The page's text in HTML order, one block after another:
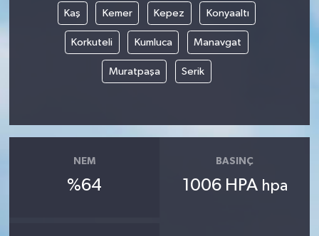
Kaş Kemer Kepez Konyaaltı
Korkuteli Kumluca Manavgat
Muratpaşa Serik
NEM
%64
BASINÇ
1006 HPA hpa